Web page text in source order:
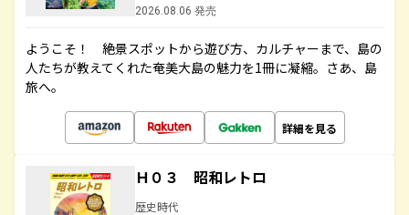
2026.08.06 発売
ようこそ！ 絶景スポットから遊び方、カルチャーまで、島の
人たちが教えてくれた奄美大島の魅力を1冊に凝縮。さあ、島
旅へ。
詳細を見る
Ｈ０３ 昭和レトロ
歴史時代